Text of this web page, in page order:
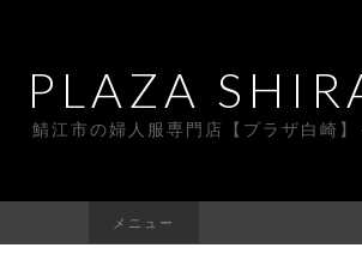
PLAZA
鯖江市の婦人服専門店【プラザ白崎
メニュー